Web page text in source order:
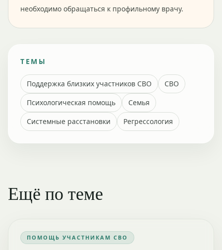
необходимо обращаться к профильному врачу.
ТЕМЫ
Поддержка близких участников СВО
СВО
Психологическая помощь
Семья
Системные расстановки
Регрессология
Ещё по теме
ПОМОЩЬ УЧАСТНИКАМ СВО